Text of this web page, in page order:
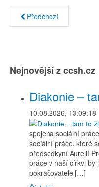
Předchozí
Nejnovější z ccsh.cz
Diakonie –
10.08.2026, 13:09:18
spojena sociální
sociální práce, které
předsedkyní Aurelií
práce v naší církvi by
pokračovatele.[…]